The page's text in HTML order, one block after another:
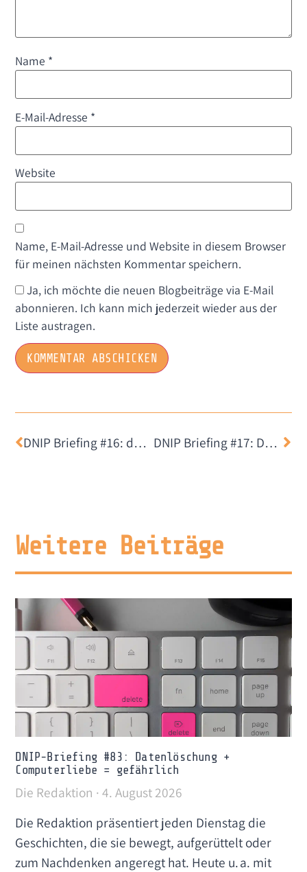
Name *
E-Mail-Adresse *
Website
Name, E-Mail-Adresse und Website in diesem Browser
für meinen nächsten Kommentar speichern.
Ja, ich möchte die neuen Blogbeiträge via E-Mail
abonnieren. Ich kann mich jederzeit wieder aus der
Liste austragen.
DNIP Briefing #16: das Netz ist politisch DNIP Briefing #17: Das Duell
Weitere Beiträge
DNIP-Briefing #83: Datenlöschung +
Computerliebe = gefährlich
Die Redaktion 4. August 2026
Die Redaktion präsentiert jeden Dienstag die
Geschichten, die sie bewegt, aufgerüttelt oder
zum Nachdenken angeregt hat. Heute u. a. mit